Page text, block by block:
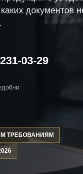
документов
03-29
ТРЕБОВАНИЯМ